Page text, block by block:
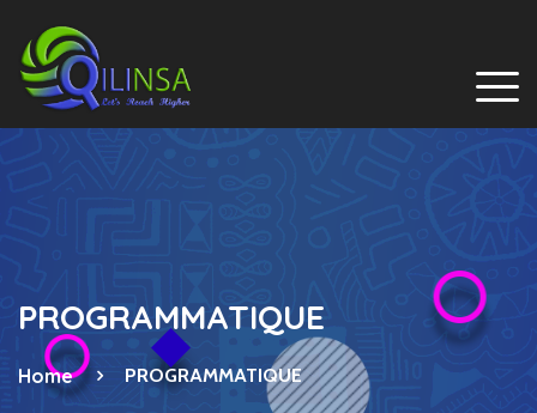
PROGRAMMATIQUE
Home PROGRAMMATIQUE